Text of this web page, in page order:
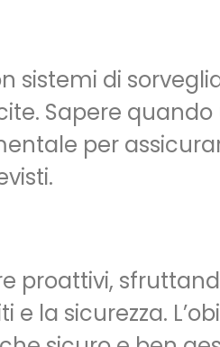
sistemi di
Sapere quando
per
proattivi,
la sicurezza.